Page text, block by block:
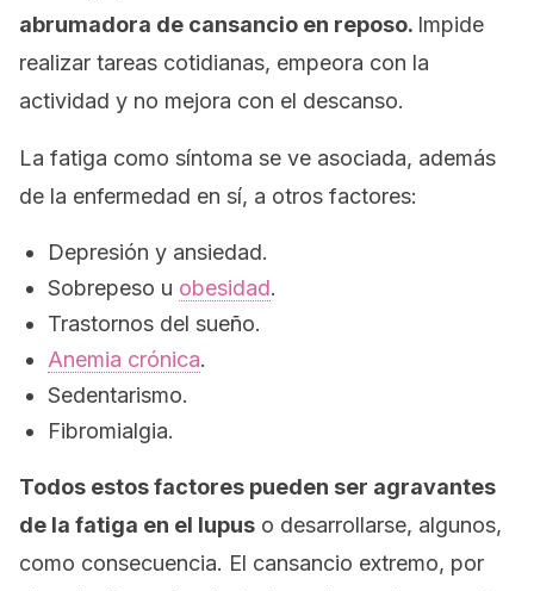
abrumadora de cansancio en reposo. Impide
realizar tareas cotidianas, empeora con la
actividad y no mejora con el descanso.
La fatiga como síntoma se ve asociada, además
de la enfermedad en sí, a otros factores:
Depresión y ansiedad.
Sobrepeso u obesidad.
Trastornos del sueño.
Anemia crónica.
Sedentarismo.
Fibromialgia.
Todos estos factores pueden ser agravantes
de la fatiga en el lupus o desarrollarse, algunos,
como consecuencia. El cansancio extremo, por